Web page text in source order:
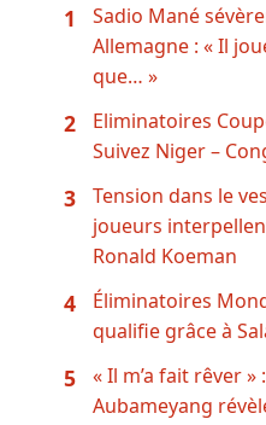
1
Sadio Mané
Allemagne : « Il
que… »
2
Eliminatoires
Suivez Niger –
3
Tension dans le
joueurs
Ronald Koeman
4
Éliminatoires
qualifie grâce à
5
« Il m’a fait rêver
Aubameyang